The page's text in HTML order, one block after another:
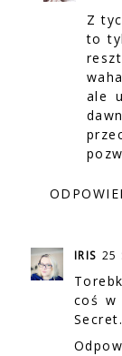
Z
to
ale
IRIS 25
coś w
Secret.